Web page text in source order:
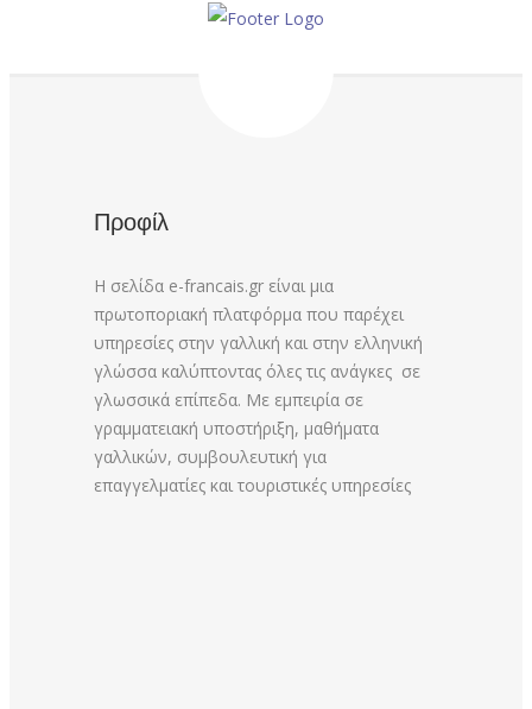
Προφίλ
Η σελίδα e-francais.gr είναι μια
πρωτοποριακή πλατφόρμα που παρέχει
υπηρεσίες στην γαλλική και στην ελληνική
γλώσσα καλύπτοντας όλες τις ανάγκες σε
γλωσσικά επίπεδα. Με εμπειρία σε
γραμματειακή υποστήριξη, μαθήματα
γαλλικών, συμβουλευτική για
επαγγελματίες και τουριστικές υπηρεσίες